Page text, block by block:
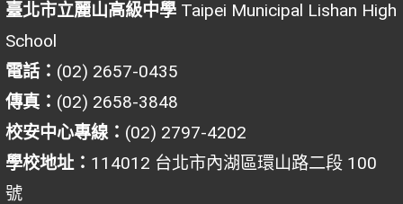
臺北市立麗山高級中學 Taipei Municipal Lishan High
School
電話： (02) 2657-0435
傳真： (02) 2658-3848
校安中心專線： (02) 2797-4202
學校地址： 114012 台北市內湖區環山路二段 100
號